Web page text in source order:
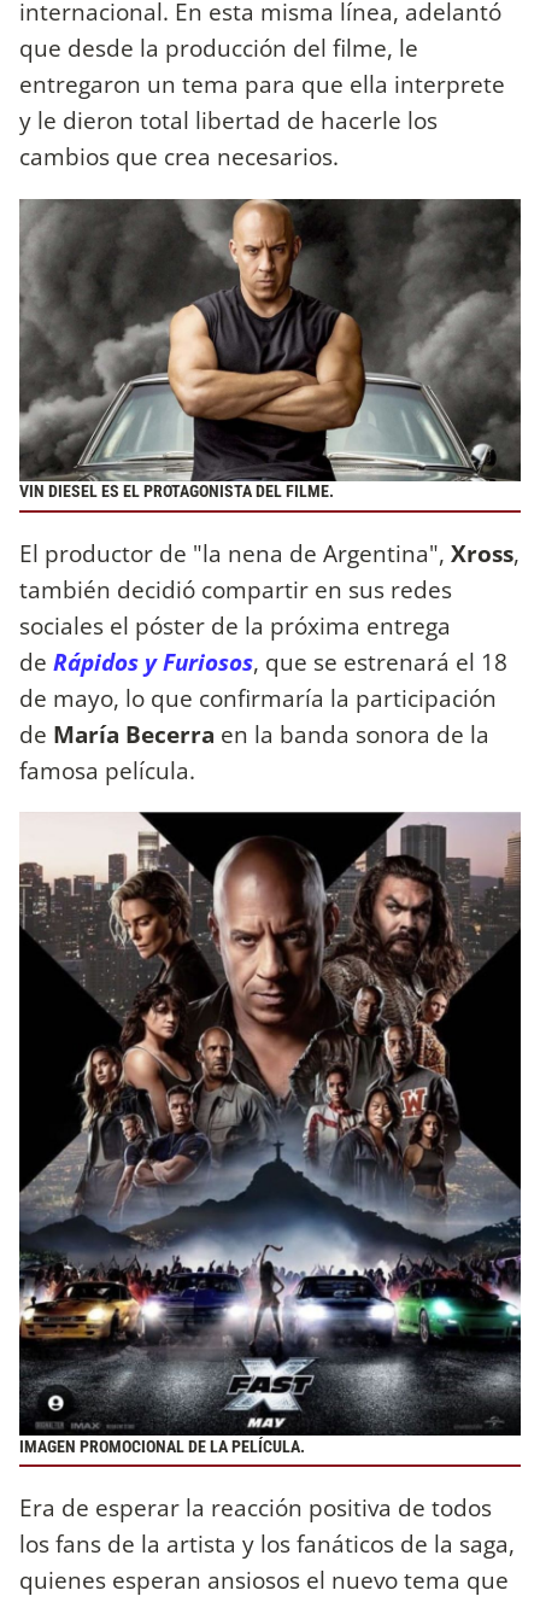
internacional. En esta misma línea, adelantó
que desde la producción del filme, le
entregaron un tema para que ella interprete
y le dieron total libertad de hacerle los
cambios que crea necesarios.
VIN DIESELES EL PROTAGONISTA DEL FILME.
El productor de "la nena de Argentina", Xross,
también decidió compartir en sus redes
sociales el póster de la próxima entrega
de Rápidos y Furiosos, que se estrenará el 18
de mayo, lo que confirmaría la participación
de María Becerra en la banda sonora de la
famosa película.
IMAGEN PROMOCIONAL DE LA PELÍCULA.
Era de esperar la reacción positiva de todos
los fans de la artista y los fanáticos de la saga,
quienes esperan ansiosos el nuevo tema que